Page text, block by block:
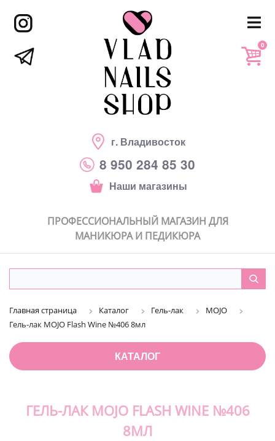
г. Владивосток
8 950 284 85 30
Наши магазины
0
ПРОФЕССИОНАЛЬНЫЙ МАГАЗИН ДЛЯ
МАНИКЮРА И ПЕДИКЮРА
Главная страница Каталог Гель-лак
MOJO
Гель-лак MOJO Flash Wine №406 8мл
КАТАЛОГ
ГЕЛЬ-ЛАК MOJO FLASH WINE №406
8МЛ